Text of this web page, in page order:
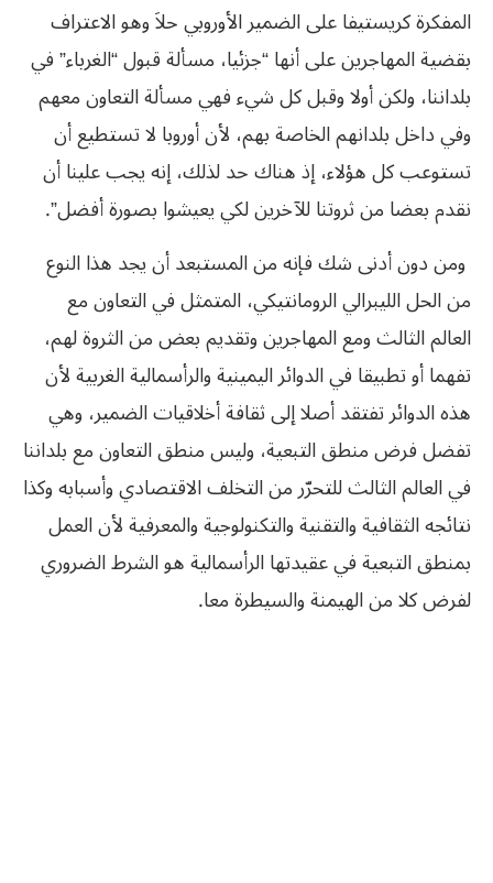
المفكرة كريستيفا على الضمير الأوروبي حلاَ وهو الاعتراف
بقضية المهاجرين على أنها “جزئيا، مسألة قبول “الغرباء” في
بلداننا، ولكن أولا وقبل كل شيء فهي مسألة التعاون معهم
وفي داخل بلدانهم الخاصة بهم، لأن أوروبا لا تستطيع أن
تستوعب كل هؤلاء، إذ هناك حد لذلك، إنه يجب علينا أن
نقدم بعضا من ثروتنا للآخرين لكي يعيشوا بصورة أفضل”.
ومن دون أدنى شك فإنه من المستبعد أن يجد هذا النوع
من الحل الليبرالي الرومانتيكي، المتمثل في التعاون مع
العالم الثالث ومع المهاجرين وتقديم بعض من الثروة لهم،
تفهما أو تطبيقا في الدوائر اليمينية والرأسمالية الغربية لأن
هذه الدوائر تفتقد أصلا إلى ثقافة أخلاقيات الضمير، وهي
تفضل فرض منطق التبعية، وليس منطق التعاون مع بلداننا
في العالم الثالث للتحرّر من التخلف الاقتصادي وأسبابه وكذا
نتائجه الثقافية والتقنية والتكنولوجية والمعرفية لأن العمل
بمنطق التبعية في عقيدتها الرأسمالية هو الشرط الضروري
لفرض كلا من الهيمنة والسيطرة معا.